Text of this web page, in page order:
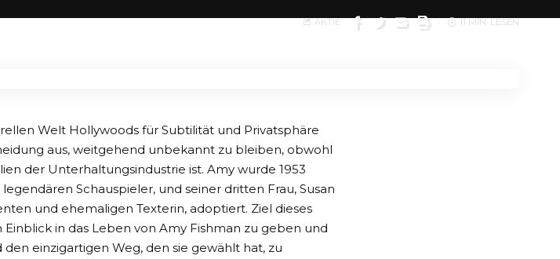
AKTIE 11 MIN. LESEN
Welt Hollywoods für Subtilität und Privatsphäre
aus, weitgehend unbekannt zu bleiben, obwohl
der Unterhaltungsindustrie ist. Amy wurde 1953
Schauspieler, und seiner dritten Frau, Susan
und ehemaligen Texterin, adoptiert. Ziel dieses
in das Leben von Amy Fishman zu geben und
einzigartigen Weg, den sie gewählt hat, zu